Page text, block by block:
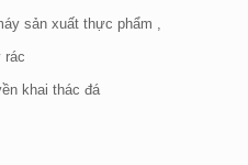
sản xuất thực phẩm ,
rác
khai thác đá